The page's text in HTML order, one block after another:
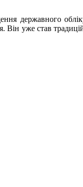
державного
Він уже став